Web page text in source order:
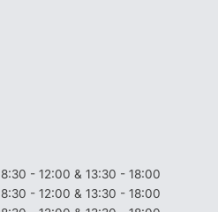
8:30 - 12:00 & 13:30 - 18:00
8:30 - 12:00 & 13:30 - 18:00